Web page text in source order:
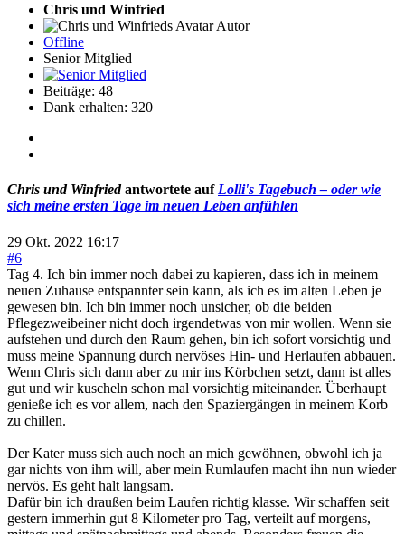
Chris und Winfried
Autor
Offline
Senior Mitglied
Beiträge: 48
Dank erhalten: 320
Chris und Winfriedantwortete auf Lolli's Tagebuch – oder wie
sich meine ersten Tage im neuen Leben anfühlen
29 Okt. 2022 16:17
#6
Tag 4. Ich bin immer noch dabei zu kapieren, dass ich in meinem
neuen Zuhause entspannter sein kann, als ich es im alten Leben je
gewesen bin. Ich bin immer noch unsicher, ob die beiden
Pflegezweibeiner nicht doch irgendetwas von mir wollen. Wenn sie
aufstehen und durch den Raum gehen, bin ich sofort vorsichtig und
muss meine Spannung durch nervöses Hin- und Herlaufen abbauen.
Wenn Chris sich dann aber zu mir ins Körbchen setzt, dann ist alles
gut und wir kuscheln schon mal vorsichtig miteinander. Überhaupt
genieße ich es vor allem, nach den Spaziergängen in meinem Korb
zu chillen.
Der Kater muss sich auch noch an mich gewöhnen, obwohl ich ja
gar nichts von ihm will, aber mein Rumlaufen macht ihn nun wieder
nervös. Es geht halt langsam.
Dafür bin ich draußen beim Laufen richtig klasse. Wir schaffen seit
gestern immerhin gut 8 Kilometer pro Tag, verteilt auf morgens,